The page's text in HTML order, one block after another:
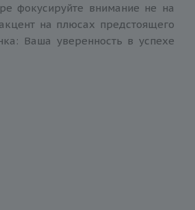
фокусируйте внимание не на
на плюсах предстоящего
Ваша уверенность в успехе